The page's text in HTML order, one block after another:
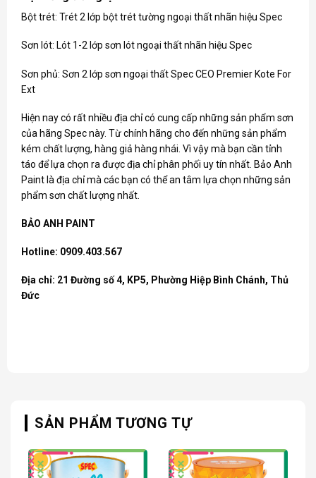
Bột trét: Trét 2 lớp bột trét tường ngoại thất nhãn hiệu Spec
Sơn lót: Lót 1-2 lớp sơn lót ngoại thất nhãn hiệu Spec
Sơn phủ: Sơn 2 lớp sơn ngoại thất Spec CEO Premier Kote For
Ext
Hiện nay có rất nhiều địa chỉ có cung cấp những sản phẩm sơn
của hãng Specnày. Từ chính hãng cho đến những sản phẩm
kém chất lượng, hàng giả hàng nhái. Vì vậy mà bạn cần tỉnh
táo để lựa chọn ra được địa chỉ phân phối uy tín nhất. Bảo Anh
Paint là địa chỉ mà các bạn có thể an tâm lựa chọn những sản
phẩm sơn chất lượng nhất.
BẢO ANH PAINT
Hotline: 0909.403.567
Địa chỉ: 21 Đường số 4, KP5, Phường Hiệp Bình Chánh, Thủ
Đức
SẢN PHẨM TƯƠNG TỰ